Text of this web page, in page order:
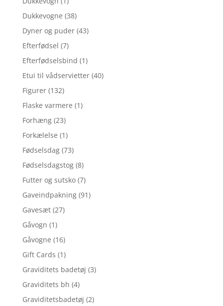
Dukkevogne (38)
Dyner og puder (43)
Efterfødsel (7)
Efterfødselsbind (1)
Etui til vådservietter (40)
Figurer (132)
Flaske varmere (1)
Forhæng (23)
Forkælelse (1)
Fødselsdag (73)
Fødselsdagstog (8)
Futter og sutsko (7)
Gaveindpakning (91)
Gavesæt (27)
Gåvogn (1)
Gåvogne (16)
Gift Cards (1)
Graviditets badetøj (3)
Graviditets bh (4)
Graviditetsbadetøj (2)